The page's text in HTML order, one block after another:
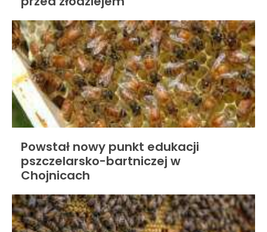
Powstał nowy punkt edukacji
pszczelarsko-bartniczej w
Chojnicach